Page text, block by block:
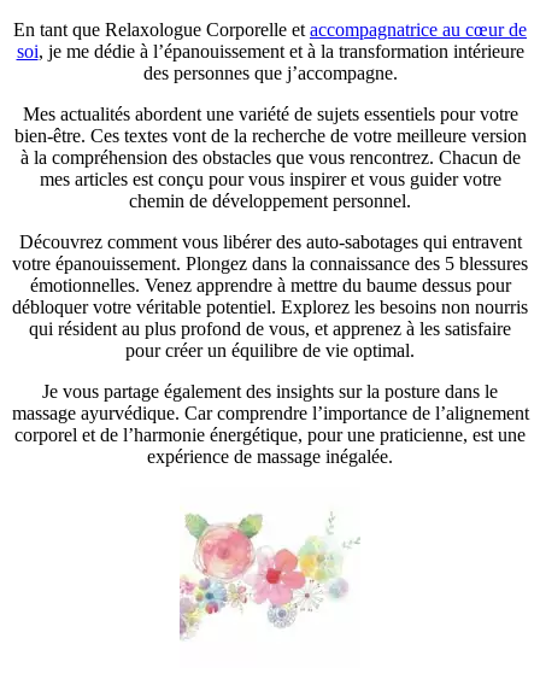
En tant que Relaxologue Corporelle et accompagnatrice au cœur de
soi, je me dédie à l’épanouissement et à la transformation intérieure
des personnes que j’accompagne.
Mes actualités abordent une variété de sujets essentiels pour votre
bien-être. Ces textes vont de la recherche de votre meilleure version
à la compréhension des obstacles que vous rencontrez. Chacun de
mes articles est conçu pour vous inspirer et vous guider votre
chemin de développement personnel.
Découvrez comment vous libérer des auto-sabotages qui entravent
votre épanouissement. Plongez dans la connaissance des 5 blessures
émotionnelles. Venez apprendre à mettre du baume dessus pour
débloquer votre véritable potentiel. Explorez les besoins non nourris
qui résident au plus profond de vous, et apprenez à les satisfaire
pour créer un équilibre de vie optimal.
Je vous partage également des insights sur la posture dans le
massage ayurvédique. Car comprendre l’importance de l’alignement
corporel et de l’harmonie énergétique, pour une praticienne, est une
expérience de massage inégalée.